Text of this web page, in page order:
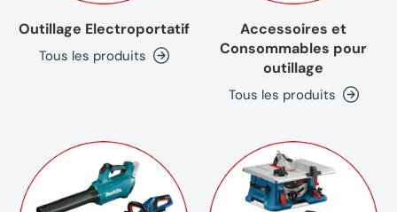
Outillage Electroportatif
Tous les produits
Accessoires et
Consommables pour
outillage
Tous les produits